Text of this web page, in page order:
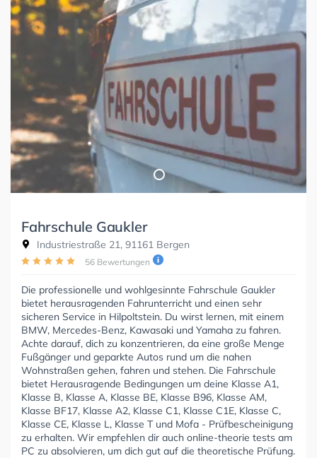
Fahrschule Gaukler
Industriestraße 21, 91161 Bergen
56 Bewertungen
Die professionelle und wohlgesinnte Fahrschule Gaukler
bietet herausragenden Fahrunterricht und einen sehr
sicheren Service in Hilpoltstein. Du wirst lernen, mit einem
BMW, Mercedes-Benz, Kawasaki und Yamaha zu fahren.
Achte darauf, dich zu konzentrieren, da eine große Menge
Fußgänger und geparkte Autos rund um die nahen
Wohnstraßen gehen, fahren und stehen. Die Fahrschule
bietet Herausragende Bedingungen um deine Klasse A1,
Klasse B, Klasse A, Klasse BE, Klasse B96, Klasse AM,
Klasse BF17, Klasse A2, Klasse C1, Klasse C1E, Klasse C,
Klasse CE, Klasse L, Klasse T und Mofa - Prüfbescheinigung
zu erhalten. Wir empfehlen dir auch online-theorie tests am
PC zu absolvieren, um dich gut auf die theoretische Prüfung.